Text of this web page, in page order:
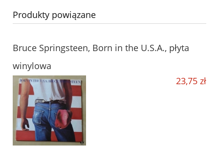
Produkty powiązane
Bruce Springsteen, Born in the U.S.A., płyta
winylowa
23,75 zł